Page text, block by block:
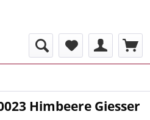
Himbeere Giesser